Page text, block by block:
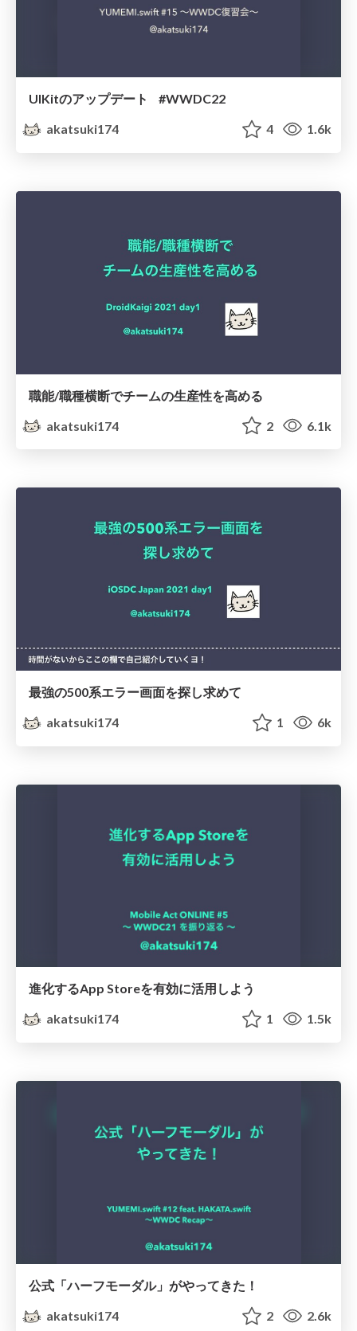
UIKitのアップデート #WWDC22
akatsuki174
4 1.6k
職能/職種横断でチームの生産性を高める
akatsuki174
2 6.1k
最強の500系エラー画面を探し求めて
akatsuki174
1 6k
進化するApp Storeを有効に活用しよう
akatsuki174
1 1.5k
公式「ハーフモーダル」がやってきた！
akatsuki174
2 2.6k